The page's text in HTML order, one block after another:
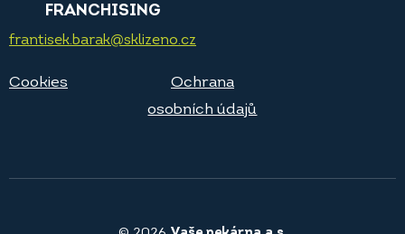
FRANCHISING
frantisek.barak@sklizeno.cz
Cookies
Ochrana
osobních údajů